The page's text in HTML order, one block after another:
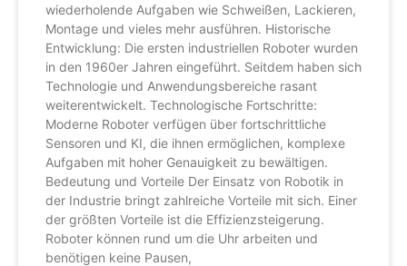
wiederholende Aufgaben wie Schweißen, Lackieren,
Montage und vieles mehr ausführen. Historische
Entwicklung: Die ersten industriellen Roboter wurden
in den 1960er Jahren eingeführt. Seitdem haben sich
Technologie und Anwendungsbereiche rasant
weiterentwickelt. Technologische Fortschritte:
Moderne Roboter verfügen über fortschrittliche
Sensoren und KI, die ihnen ermöglichen, komplexe
Aufgaben mit hoher Genauigkeit zu bewältigen.
Bedeutung und Vorteile Der Einsatz von Robotik in
der Industrie bringt zahlreiche Vorteile mit sich. Einer
der größten Vorteile ist die Effizienzsteigerung.
Roboter können rund um die Uhr arbeiten und
benötigen keine Pausen,